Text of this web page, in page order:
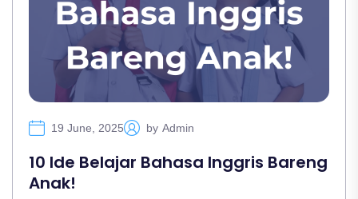
19 June, 2025 by Admin
10 Ide Belajar Bahasa Inggris Bareng
Anak!